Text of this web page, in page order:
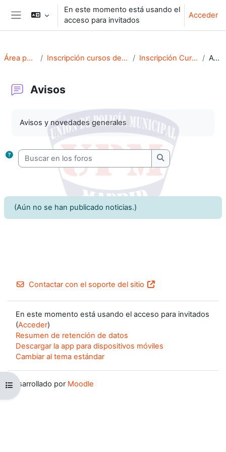
Salta al contenido principal
Panel lateral
En este momento está usando el
acceso para invitados
Acceder
Abrir índice del curso
Área personal Inscripción cursos del mes de Junio Inscripción Cursos Art. 70. Avisos
Avisos
Requisitos de finalización
Avisos y novedades generales
Buscar en los foros
Buscar en los
(Aún no se han publicado noticias.)
Contactar con el soporte del sitio
En este momento está usando el acceso para invitados
(Acceder)
Resumen de retención de datos
Descargar la app para dispositivos móviles
Cambiar al tema estándar
Desarrollado por Moodle